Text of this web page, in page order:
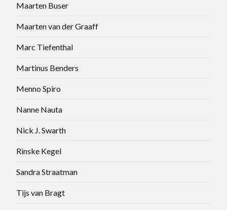
Maarten Buser
Maarten van der Graaff
Marc Tiefenthal
Martinus Benders
Menno Spiro
Nanne Nauta
Nick J. Swarth
Rinske Kegel
Sandra Straatman
Tijs van Bragt